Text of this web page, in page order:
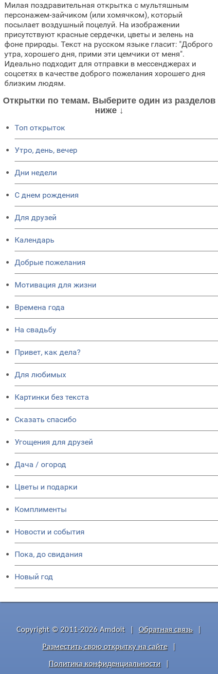
Милая поздравительная открытка с мультяшным
персонажем-зайчиком (или хомячком), который
посылает воздушный поцелуй. На изображении
присутствуют красные сердечки, цветы и зелень на
фоне природы. Текст на русском языке гласит: "Доброго
утра, хорошего дня, прими эти цемчики от меня".
Идеально подходит для отправки в мессенджерах и
соцсетях в качестве доброго пожелания хорошего дня
близким людям.
Открытки по темам. Выберите один из разделов
ниже ↓
Топ открыток
Утро, день, вечер
Дни недели
C днем рождения
Для друзей
Календарь
Добрые пожелания
Мотивация для жизни
Времена года
На свадьбу
Привет, как дела?
Для любимых
Картинки без текста
Сказать спасибо
Угощения для друзей
Дача / огород
Цветы и подарки
Комплименты
Новости и события
Пока, до свидания
Новый год
Copyright © 2011-2026 Amdoit Обратная связь
Разместить свою открытку на сайте
Политика конфиденциальности